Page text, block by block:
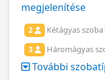
megjelenítése
2 Kétágyas szoba
3
Háromágyas
További